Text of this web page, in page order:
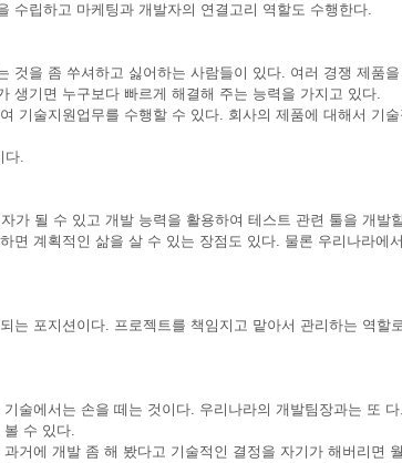
수립하고 마케팅과 개발자의 연결고리 역할도 수행한다.
것을 좀 쑤셔하고 싫어하는 사람들이 있다. 여러 경쟁 제품
생기면 누구보다 빠르게 해결해 주는 능력을 가지고 있다.
기술지원업무를 수행할 수 있다. 회사의 제품에 대해서 기
다.
가 될 수 있고 개발 능력을 활용하여 테스트 관련 툴을 개발
면 계획적인 삶을 살 수 있는 장점도 있다. 물론 우리나라에
는 포지션이다. 프로젝트를 책임지고 맡아서 관리하는 역할
술에서는 손을 떼는 것이다. 우리나라의 개발팀장과는 또
볼 수 있다.
거에 개발 좀 해 봤다고 기술적인 결정을 자기가 해버리면